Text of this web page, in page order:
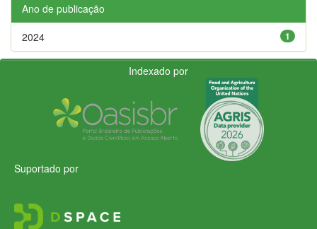
Ano de publicação
1
2024
Indexado por
Suportado por